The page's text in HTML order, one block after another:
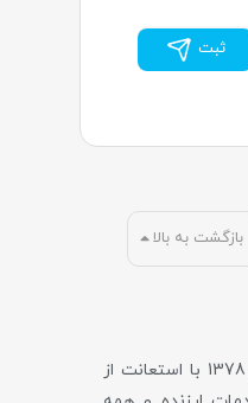
ثبت
بازگشت به بالا
فروشگاه کامپیوتر مرکزی در سال 1378 با استعانت از